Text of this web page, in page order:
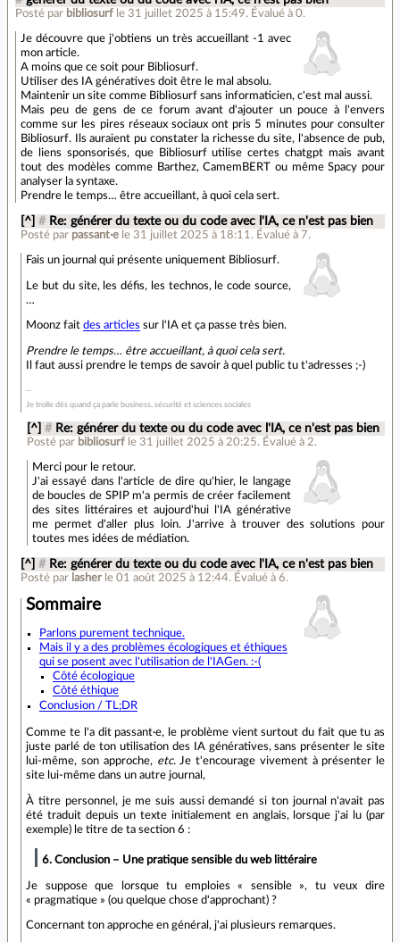
Posté par bibliosurf le 31 juillet 2025 à 15:49. Évalué à 0.
Je découvre que j'obtiens un très accueillant -1 avec
mon article.
A moins que ce soit pour Bibliosurf.
Utiliser des IA génératives doit être le mal absolu.
Maintenir un site comme Bibliosurf sans informaticien, c'est mal aussi.
Mais peu de gens de ce forum avant d'ajouter un pouce à l'envers
comme sur les pires réseaux sociaux ont pris 5 minutes pour consulter
Bibliosurf. Ils auraient pu constater la richesse du site, l'absence de pub,
de liens sponsorisés, que Bibliosurf utilise certes chatgpt mais avant
tout des modèles comme Barthez, CamemBERT ou même Spacy pour
analyser la syntaxe.
Prendre le temps… être accueillant, à quoi cela sert.
[^] # Re: générer du texte ou du code avec l'IA, ce n'est pas bien
Posté par passant·e le 31 juillet 2025 à 18:11 . Évalué à7.
Fais un journal qui présente uniquement Bibliosurf.
Le but du site, les défis, les technos, le code source,
…
Moonz faitdes articles sur l'IA et ça passe très bien.
Prendre le temps… être accueillant, à quoi cela sert.
Il faut aussi prendre le temps de savoir à quel public tu t'adresses ;-)
Je trolle dès quand ça parle business, sécurité et sciences sociales
[^] # Re: générer du texte ou du code avec l'IA, ce n'est pas bien
Posté par bibliosurf le 31 juillet 2025 à 20:25. Évalué à 2.
Merci pour le retour.
J'ai essayé dans l'article de dire qu'hier, le langage
de boucles de SPIP m'a permis de créer facilement
des sites littéraires et aujourd'hui l'IA générative
me permet d'aller plus loin. J'arrive à trouver des solutions pour
toutes mes idées de médiation.
[^] # Re: générer du texte ou du code avec l'IA, ce n'est pas bien
Posté par lasher le 01 août 2025 à 12:44. Évalué à6.
Sommaire
Parlons purement technique.
Mais il y a des problèmes écologiques et éthiques
qui se posent avec l'utilisation de l'IAGen. :-(
Côté écologique
Côté éthique
Conclusion / TL;DR
Comme te l'a dit passant·e, le problème vient surtout du fait que tu as
juste parlé de ton utilisation des IA génératives, sans présenter le site
lui-même, son approche, etc.Je t'encourage vivement à présenter le
site lui-même dans un autre journal,
À titre personnel, je me suis aussi demandé si ton journal n'avait pas
été traduit depuis un texte initialement en anglais, lorsque j'ai lu (par
exemple) le titre de ta section 6 :
6. Conclusion – Une pratique sensible du web littéraire
Je suppose que lorsque tu emploies « sensible », tu veux dire
« pragmatique » (ou quelque chose d'approchant) ?
Concernant ton approche en général, j'ai plusieurs remarques.